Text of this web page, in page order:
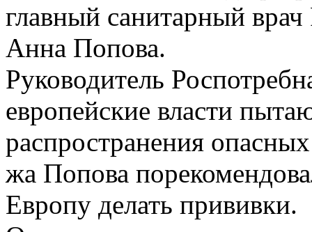
главный санитарный
Анна Попова.
Руководитель
европейские власти
распространения
жа Попова
Европу делать прививки.